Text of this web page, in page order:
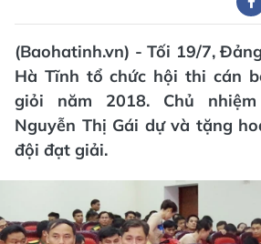
(Baohatinh.vn) - Tối 19/7,
Hà Tĩnh tổ chức hội thi cán
giỏi năm 2018. Chủ
Nguyễn Thị Gái dự và tặng
đội đạt giải.